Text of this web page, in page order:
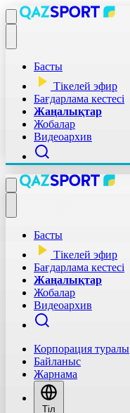
Басты
Тікелей эфир
Бағдарлама кестесі
Жаңалықтар
Жобалар
Видеоархив
Басты
Тікелей эфир
Бағдарлама кестесі
Жаңалықтар
Жобалар
Видеоархив
Корпорация туралы
Байланыс
Жарнама
Тіл